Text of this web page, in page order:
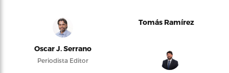
Oscar J. Serrano
Periodista Editor
Tomás Ramírez